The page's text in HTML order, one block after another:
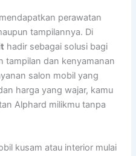
perawatan
tampilannya. Di
hadir sebagai solusi bagi
tampilan dan kenyamanan
salon mobil yang
harga yang wajar, kamu
Alphard milikmu tanpa
kusam atau interior mulai